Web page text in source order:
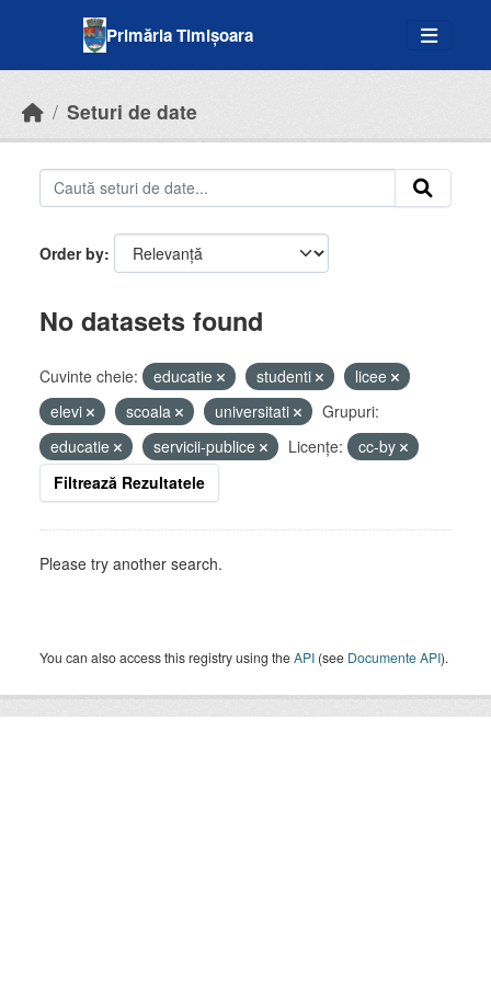
Primăria Timișoara
Seturi de date
Order by
No datasets found
Cuvinte cheie: educatie studenti
licee
elevi
scoala universitati
Grupuri:
educatie
servicii-publice Licenţe:
cc-by
Filtrează Rezultatele
Please try another search.
You can also access this registry using theAPI (see Documente API).